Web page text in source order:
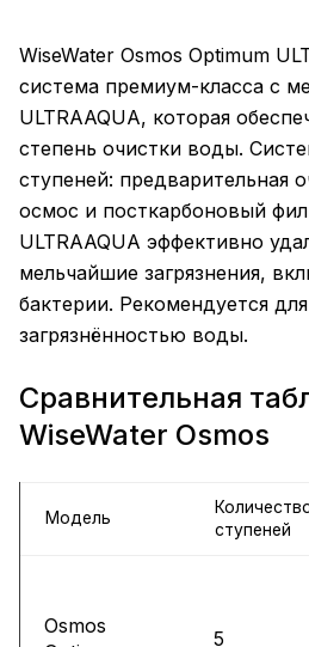
WiseWater Osmos Optimum
система премиум-класса с
ULTRAAQUA, которая
степень очистки воды.
ступеней: предварительная
осмос и посткарбоновый
ULTRAAQUA эффективно
мельчайшие загрязнения,
бактерии. Рекомендуется
загрязнённостью воды.
Сравнительная
WiseWater Osmos
Модель
ступеней
Osmos
5